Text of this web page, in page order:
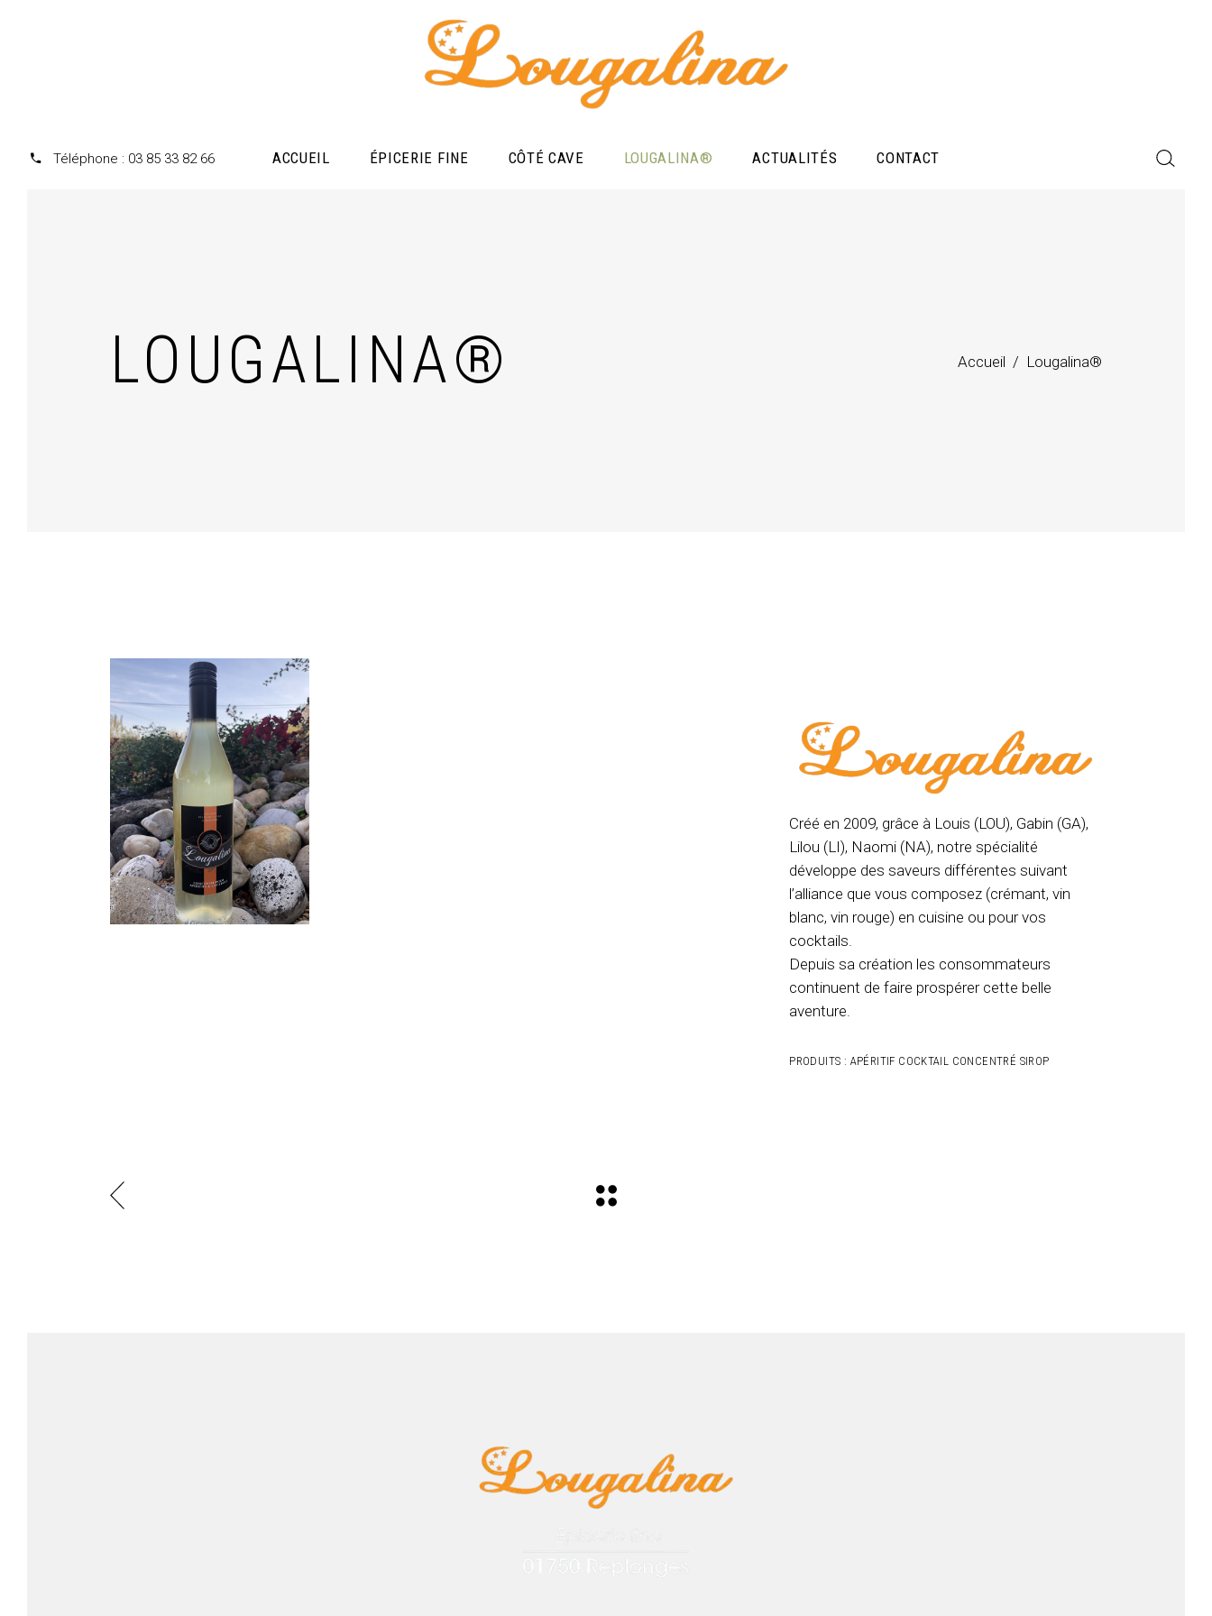
Téléphone : 03 85 33 82 66 ACCUEIL ÉPICERIE FINE CÔTÉ CAVE LOUGALINA® ACTUALITÉS CONTACT
LOUGALINA® Accueil / Lougalina®
Créé en 2009, grâce à Louis (LOU), Gabin (GA),
Lilou (LI), Naomi (NA), notre spécialité
développe des saveurs différentes suivant
l’alliance que vous composez (crémant, vin
blanc, vin rouge) en cuisine ou pour vos
cocktails.
Depuis sa création les consommateurs
continuent de faire prospérer cette belle
aventure.
PRODUITS : APÉRITIF COCKTAIL CONCENTRÉ SIROP